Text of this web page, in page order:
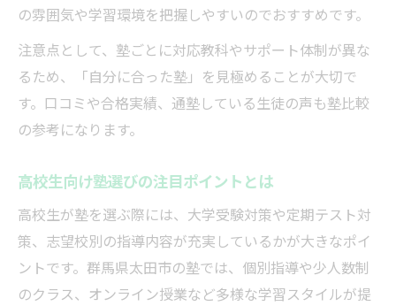
の雰囲気や学習環境を把握しやすいのでおすすめです。
注意点として、塾ごとに対応教科やサポート体制が異な
るため、「自分に合った塾」を見極めることが大切で
す。口コミや合格実績、通塾している生徒の声も塾比較
の参考になります。
高校生向け塾選びの注目ポイントとは
高校生が塾を選ぶ際には、大学受験対策や定期テスト対
策、志望校別の指導内容が充実しているかが大きなポイ
ントです。群馬県太田市の塾では、個別指導や少人数制
のクラス、オンライン授業など多様な学習スタイルが提